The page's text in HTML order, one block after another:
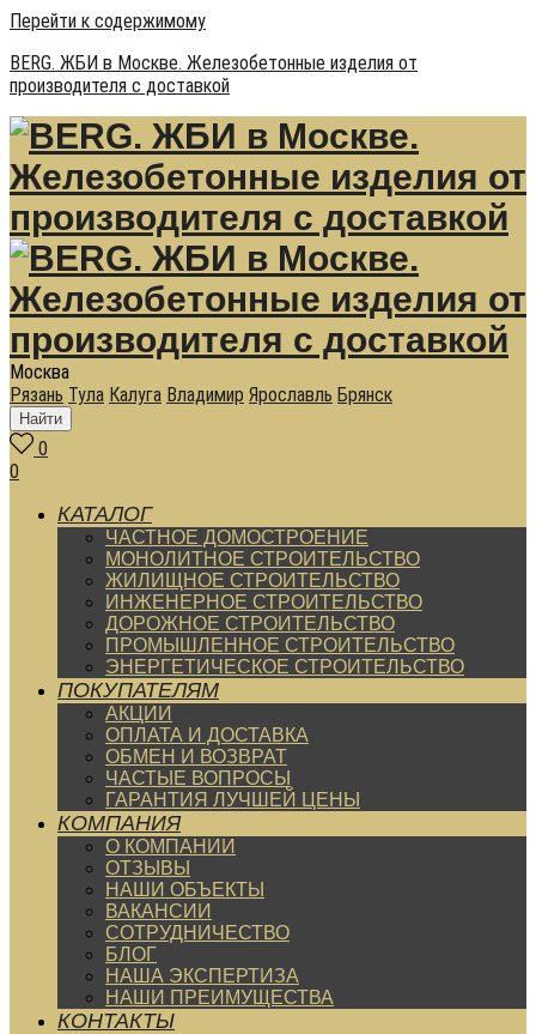
Перейти к содержимому
BERG. ЖБИ в Москве. Железобетонные изделия от
производителя с доставкой
Москва
Рязань Тула Калуга Владимир Ярославль Брянск
Найти
0
0
КАТАЛОГ
ЧАСТНОЕ ДОМОСТРОЕНИЕ
МОНОЛИТНОЕ СТРОИТЕЛЬСТВО
ЖИЛИЩНОЕ СТРОИТЕЛЬСТВО
ИНЖЕНЕРНОЕ СТРОИТЕЛЬСТВО
ДОРОЖНОЕ СТРОИТЕЛЬСТВО
ПРОМЫШЛЕННОЕ СТРОИТЕЛЬСТВО
ЭНЕРГЕТИЧЕСКОЕ СТРОИТЕЛЬСТВО
ПОКУПАТЕЛЯМ
АКЦИИ
ОПЛАТА И ДОСТАВКА
ОБМЕН И ВОЗВРАТ
ЧАСТЫЕ ВОПРОСЫ
ГАРАНТИЯ ЛУЧШЕЙ ЦЕНЫ
КОМПАНИЯ
О КОМПАНИИ
ОТЗЫВЫ
НАШИ ОБЪЕКТЫ
ВАКАНСИИ
СОТРУДНИЧЕСТВО
БЛОГ
НАША ЭКСПЕРТИЗА
НАШИ ПРЕИМУЩЕСТВА
КОНТАКТЫ